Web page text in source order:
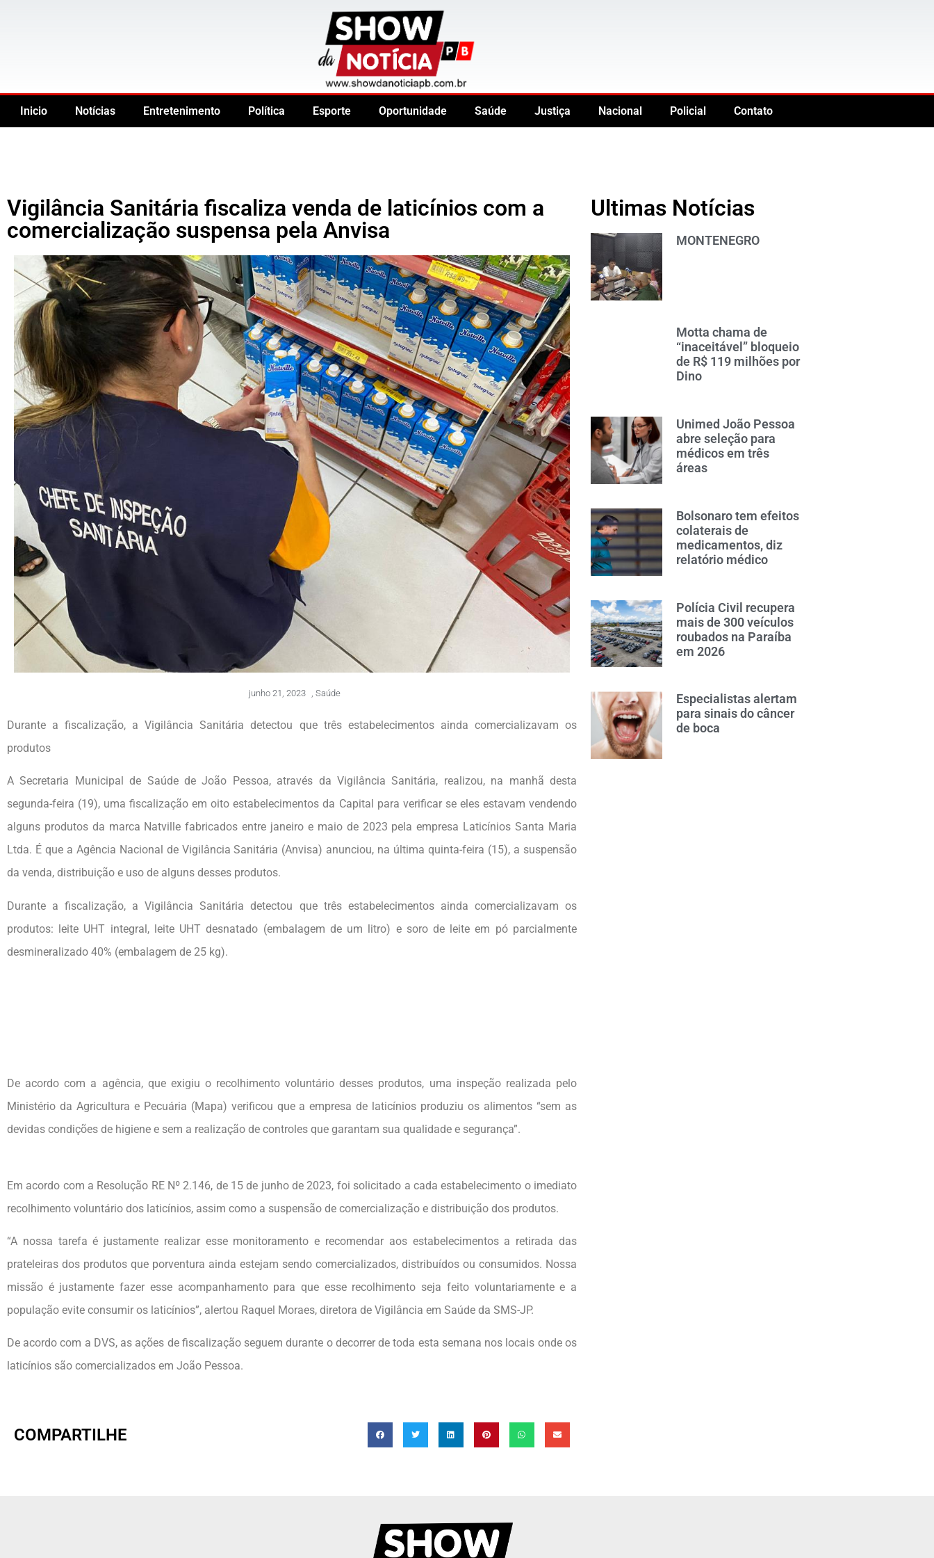
Inicio Notícias Entretenimento Política Esporte Oportunidade Saúde Justiça Nacional Policial Contato
Vigilância Sanitária fiscaliza venda de laticínios com a
comercialização suspensa pela Anvisa
junho 21, 2023 Saúde
Durante a fiscalização, a Vigilância Sanitária detectou que três estabelecimentos ainda comercializavam os
produtos
A Secretaria Municipal de Saúde de João Pessoa, através da Vigilância Sanitária, realizou, na manhã desta
segunda-feira (19), uma fiscalização em oito estabelecimentos da Capital para verificar se eles estavam vendendo
alguns produtos da marca Natville fabricados entre janeiro e maio de 2023 pela empresa Laticínios Santa Maria
Ltda. É que a Agência Nacional de Vigilância Sanitária (Anvisa) anunciou, na última quinta-feira (15), a suspensão
da venda, distribuição e uso de alguns desses produtos.
Durante a fiscalização, a Vigilância Sanitária detectou que três estabelecimentos ainda comercializavam os
produtos: leite UHT integral, leite UHT desnatado (embalagem de um litro) e soro de leite em pó parcialmente
desmineralizado 40% (embalagem de 25 kg).
De acordo com a agência, que exigiu o recolhimento voluntário desses produtos, uma inspeção realizada pelo
Ministério da Agricultura e Pecuária (Mapa) verificou que a empresa de laticínios produziu os alimentos “sem as
devidas condições de higiene e sem a realização de controles que garantam sua qualidade e segurança”.
Em acordo com a Resolução RE Nº 2.146, de 15 de junho de 2023, foi solicitado a cada estabelecimento o imediato
recolhimento voluntário dos laticínios, assim como a suspensão de comercialização e distribuição dos produtos.
“A nossa tarefa é justamente realizar esse monitoramento e recomendar aos estabelecimentos a retirada das
prateleiras dos produtos que porventura ainda estejam sendo comercializados, distribuídos ou consumidos. Nossa
missão é justamente fazer esse acompanhamento para que esse recolhimento seja feito voluntariamente e a
população evite consumir os laticínios”, alertou Raquel Moraes, diretora de Vigilância em Saúde da SMS-JP.
De acordo com a DVS, as ações de fiscalização seguem durante o decorrer de toda esta semana nos locais onde os
laticínios são comercializados em João Pessoa.
COMPARTILHE
Ultimas Notícias
MONTENEGRO
Motta chama de
“inaceitável” bloqueio
de R$ 119 milhões por
Dino
Unimed João Pessoa
abre seleção para
médicos em três
áreas
Bolsonaro tem efeitos
colaterais de
medicamentos, diz
relatório médico
Polícia Civil recupera
mais de 300 veículos
roubados na Paraíba
em 2026
Especialistas alertam
para sinais do câncer
de boca